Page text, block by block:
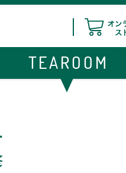
TEAROOM